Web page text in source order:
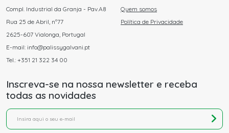
Compl. Industrial da Granja - Pav.A8
Rua 25 de Abril, nº77
2625-607 Vialonga, Portugal
E-mail: info@palissygalvani.pt
Tel.: +351 21 322 34 00
Quem somos
Política de Privacidade
Inscreva-se na nossa newsletter e receba
todas as novidades